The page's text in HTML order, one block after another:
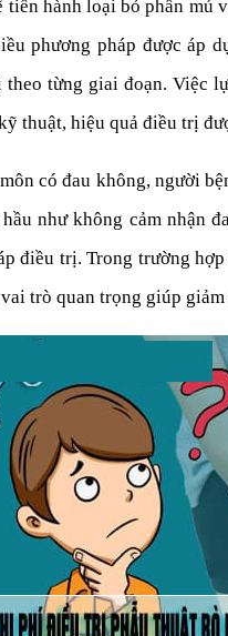
hành loại bỏ phần mủ
phương pháp được
từng giai đoạn. Việc
thuật, hiệu quả điều trị
có đau không, người
như không cảm nhận
điều trị. Trong trường
trò quan trọng giúp